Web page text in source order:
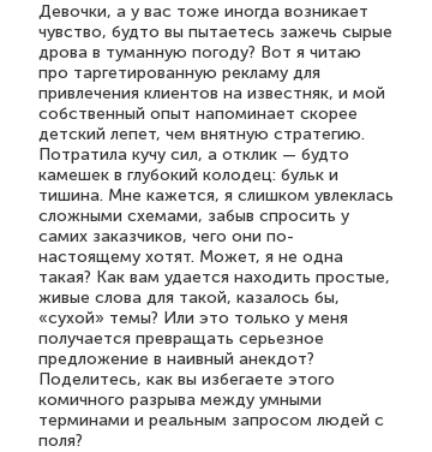
Девочки, а у вас тоже иногда возникает
чувство, будто вы пытаетесь зажечь сырые
дрова в туманную погоду? Вот я читаю
про таргетированную рекламу для
привлечения клиентов на известняк, и мой
собственный опыт напоминает скорее
детский лепет, чем внятную стратегию.
Потратила кучу сил, а отклик — будто
камешек в глубокий колодец: бульк и
тишина. Мне кажется, я слишком увлеклась
сложными схемами, забыв спросить у
самих заказчиков, чего они по-
настоящему хотят. Может, я не одна
такая? Как вам удается находить простые,
живые слова для такой, казалось бы,
«сухой» темы? Или это только у меня
получается превращать серьезное
предложение в наивный анекдот?
Поделитесь, как вы избегаете этого
комичного разрыва между умными
терминами и реальным запросом людей с
поля?